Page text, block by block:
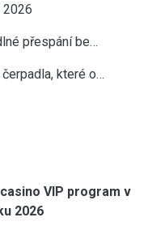
2026
přespání be…
které o…
VIP program v
2026